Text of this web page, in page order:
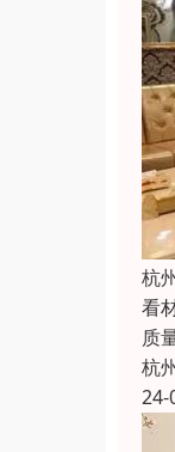
杭
看
质
杭
24-